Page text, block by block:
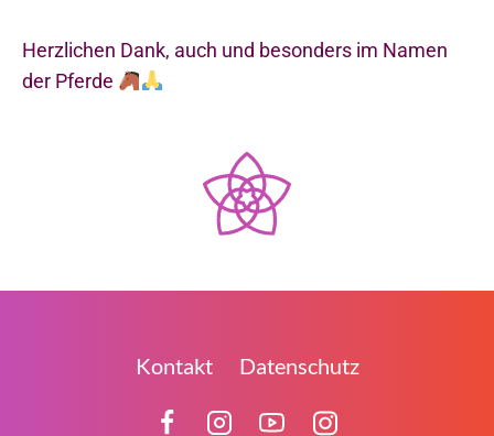
Herzlichen Dank, auch und besonders im Namen
der Pferde
Kontakt Datenschutz